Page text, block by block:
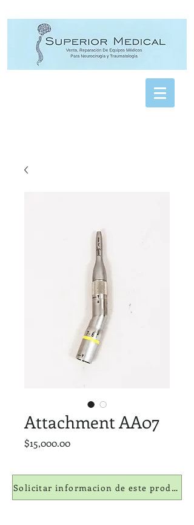
Attachment AA07
$15,000.00Precio
Solicitar informacion de este producto